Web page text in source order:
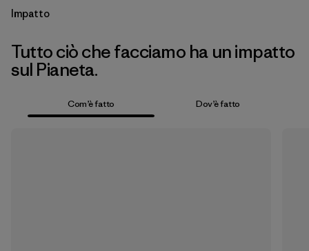
Impatto
Tutto ciò che facciamo ha un impatto
sul Pianeta.
Com’è fatto Dov’è fatto